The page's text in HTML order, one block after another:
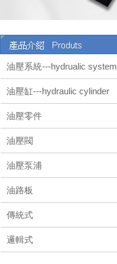
油壓系統---hydrualic system
油壓缸---hydraulic cylinder
油壓零件
油壓閥
油壓泵浦
油路板
傳統式
邏輯式